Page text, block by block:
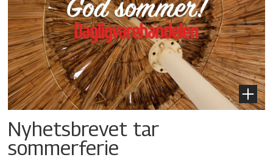
Nyhetsbrevet tar
sommerferie